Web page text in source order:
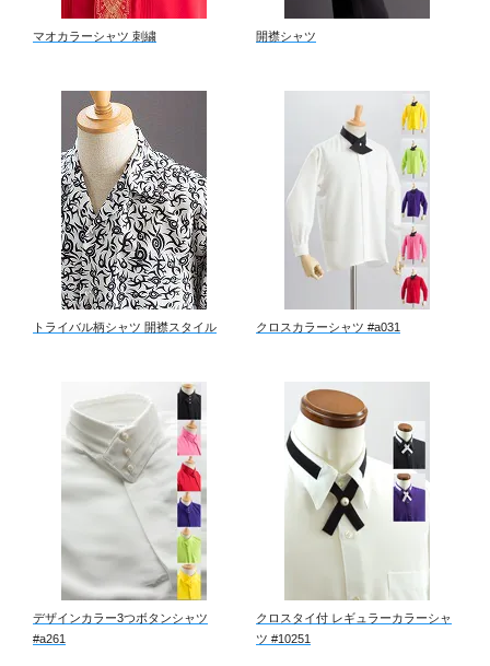
マオカラーシャツ 刺繍 開襟シャツ
トライバル柄シャツ 開襟スタイル クロスカラーシャツ #a031
デザインカラー3つボタンシャツ
#a261
クロスタイ付 レギュラーカラーシャ
ツ #10251